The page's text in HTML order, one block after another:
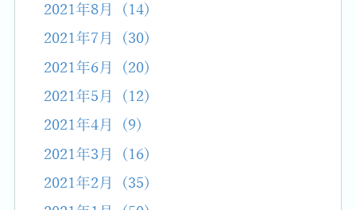
2021年8月 (14)
2021年7月 (30)
2021年6月 (20)
2021年5月 (12)
2021年4月 (9)
2021年3月 (16)
2021年2月 (35)